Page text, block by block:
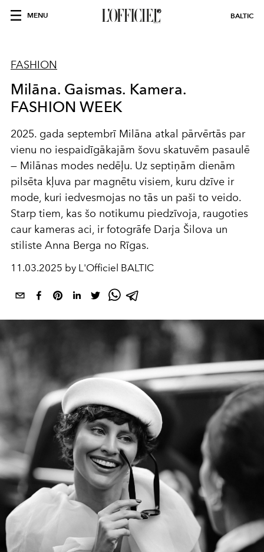
MENU BALTIC
FASHION
Milāna. Gaismas. Kamera.
FASHION WEEK
2025. gada septembrī Milāna atkal pārvērtās par
vienu no iespaidīgākajām šovu skatuvēm pasaulē
— Milānas modes nedēļu. Uz septiņām dienām
pilsēta kļuva par magnētu visiem, kuru dzīve ir
mode, kuri iedvesmojas no tās un paši to veido.
Starp tiem, kas šo notikumu piedzīvoja, raugoties
caur kameras aci, ir fotogrāfe Darja Šilova un
stiliste Anna Berga no Rīgas.
11.03.2025 by L'Officiel BALTIC